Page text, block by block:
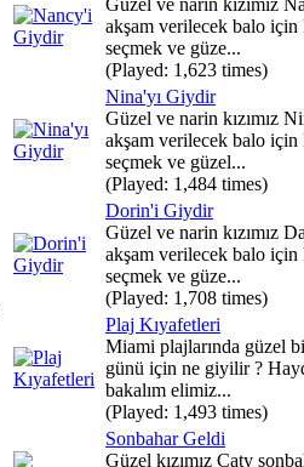
Güzel ve narin kızımız
akşam verilecek balo için
seçmek ve güze...
(Played: 1,623 times)
Nina'yı Giydir
Güzel ve narin kızımız
akşam verilecek balo için
seçmek ve güzel...
(Played: 1,484 times)
Dorin'i Giydir
Güzel ve narin kızımız
akşam verilecek balo için
seçmek ve güze...
(Played: 1,708 times)
Plaj Kıyafetleri
Miami plajlarında güzel
günü için ne giyilir ?
bakalım elimiz...
(Played: 1,493 times)
Sonbahar Geldi
Güzel kızımız Caty